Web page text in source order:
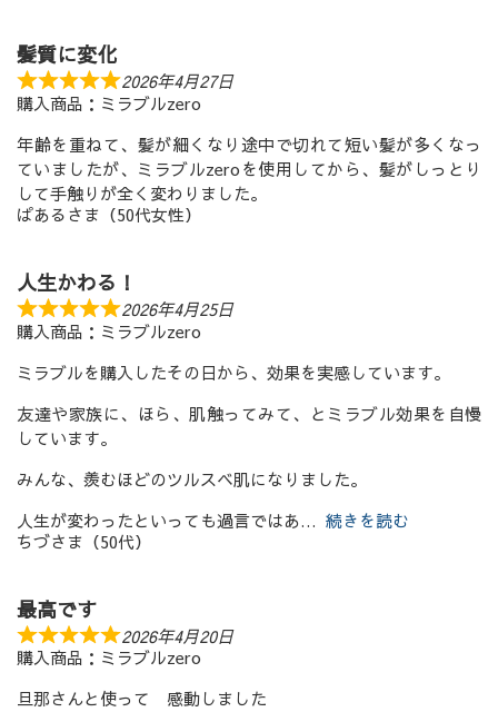
髪質に変化
2026年4月27日
購入商品：ミラブルzero
年齢を重ねて、髪が細くなり途中で切れて短い髪が多くなっ
ていましたが、ミラブルzeroを使用してから、髪がしっとり
して手触りが全く変わりました。
ぱあるさま（50代女性）
人生かわる！
2026年4月25日
購入商品：ミラブルzero
ミラブルを購入したその日から、効果を実感しています。
友達や家族に、ほら、肌触ってみて、とミラブル効果を自慢
しています。
みんな、羨むほどのツルスベ肌になりました。
人生が変わったといっても過言ではあ
続きを読む
ちづさま（50代）
最高です
2026年4月20日
購入商品：ミラブルzero
旦那さんと使って 感動しました